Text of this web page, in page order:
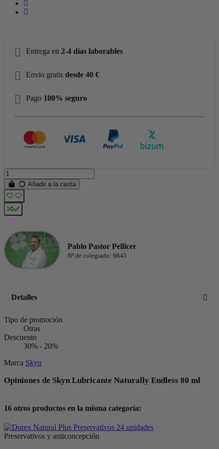
Entrega en 2-4 días laborables
Envío gratis desde 40 €
Pago 100% seguro
Añadir a la cesta
Pablo Pastor Pellicer
Nº de colegiado: 9843
Detalles
Tipo de promoción
Otras
Descuento
30% - 20%
Marca Skyn
Opiniones de Skyn Lubricante Naturally Endless 80 ml
16 otros productos en la misma categoría:
Preservativos y anticoncepción